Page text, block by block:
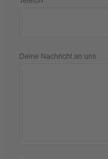
Deine Nachricht an uns